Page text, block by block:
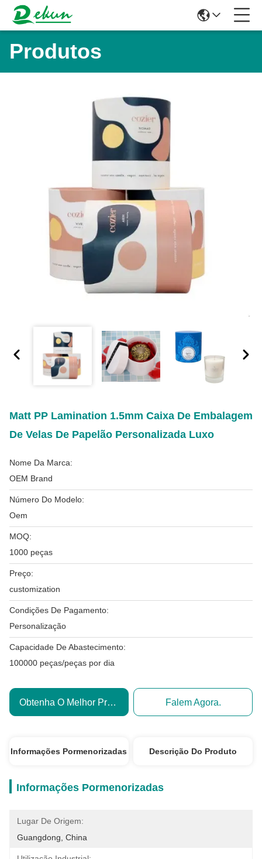
Produtos
Matt PP Lamination 1.5mm Caixa De Embalagem
De Velas De Papelão Personalizada Luxo
Nome Da Marca:
OEM Brand
Número Do Modelo:
Oem
MOQ:
1000 peças
Preço:
customization
Condições De Pagamento:
Personalização
Capacidade De Abastecimento:
100000 peças/peças por dia
Obtenha O Melhor Preço Falem Agora.
Informações Pormenorizadas Descrição Do Produto
Informações Pormenorizadas
Lugar De Origem:
Guangdong, China